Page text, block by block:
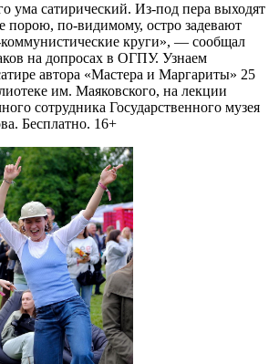
ума сатирический. Из-под пера выходят
порою, по-видимому, остро задевают
круги», — сообщал
на допросах в ОГПУ. Узнаем
автора «Мастера и Маргариты» 25
им. Маяковского, на лекции
сотрудника Государственного музея
Бесплатно. 16+